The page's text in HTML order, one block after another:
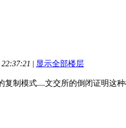
| 显示全部楼层
复制模式....文交所的倒闭证明这